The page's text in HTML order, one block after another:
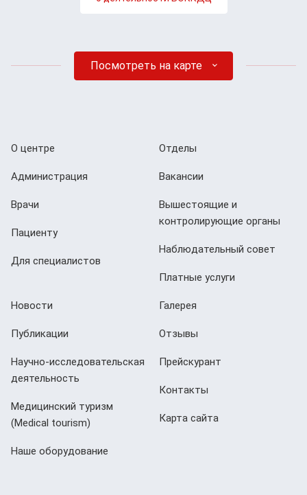
Посмотреть на карте
О центре
Администрация
Врачи
Пациенту
Для специалистов
Отделы
Вакансии
Вышестоящие и
контролирующие органы
Наблюдательный совет
Платные услуги
Новости
Публикации
Научно-исследовательская
деятельность
Медицинский туризм
(Мedical tourism)
Наше оборудование
Галерея
Отзывы
Прейскурант
Контакты
Карта сайта